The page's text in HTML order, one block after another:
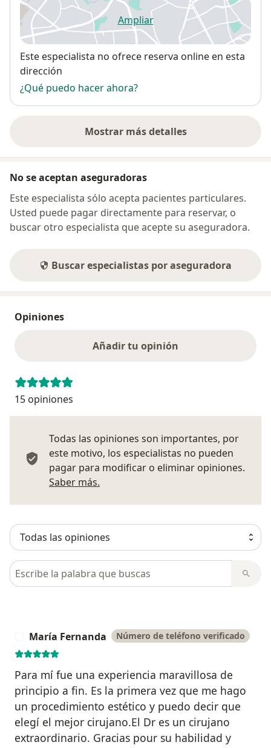
Ampliarse abre en una nueva
Disponibilidad
Este especialista no ofrece reserva online en esta
dirección
¿Qué puedo hacer ahora?
Mostrar más detalles
sobre la dirección
No se aceptan aseguradoras
Este especialista sólo acepta pacientes particulares.
Usted puede pagar directamente para reservar, o
buscar otro especialista que acepte su aseguradora.
Buscar especialistas por aseguradora
Opiniones
Añadir tu opinión
15 opiniones
Todas las opiniones son importantes, por
este motivo, los especialistas no pueden
pagar para modificar o eliminar opiniones.
Saber más.
Busca en opiniones
María Fernanda Número de teléfono verificado
Para mí fue una experiencia maravillosa de
principio a fin. Es la primera vez que me hago
un procedimiento estético y puedo decir que
elegí el mejor cirujano.El Dr es un cirujano
extraordinario. Gracias pour su habilidad y